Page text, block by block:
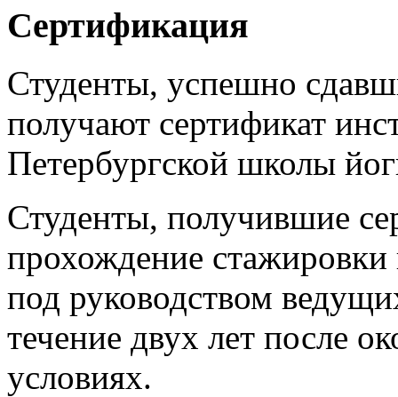
Сертификация
Студенты, успешно
получают сертификат
Петербургской школы
Студенты, получившие
прохождение стажировки
под руководством
течение двух лет после
условиях.